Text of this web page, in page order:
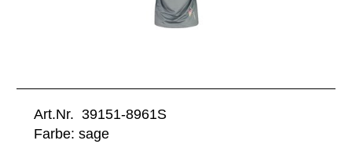
Art.Nr. 39151-8961S
Farbe: sage